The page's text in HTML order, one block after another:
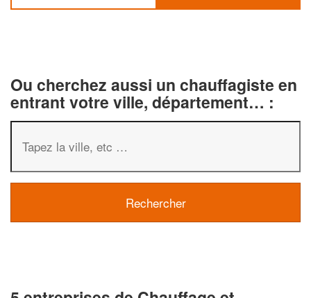
Ou cherchez aussi un chauffagiste en
entrant votre ville, département… :